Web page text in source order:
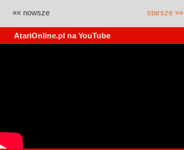
«« nowsze starsze »»
AtariOnline.pl na YouTube